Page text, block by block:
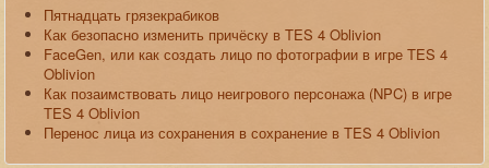
Пятнадцать грязекрабиков
Как безопасно изменить причёску в TES 4 Oblivion
FaceGen, или как создать лицо по фотографии в игре TES 4
Oblivion
Как позаимствовать лицо неигрового персонажа (NPC) в игре
TES 4 Oblivion
Перенос лица из сохранения в сохранение в TES 4 Oblivion